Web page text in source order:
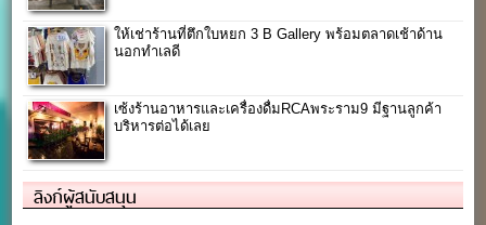
ให้เช่าร้านที่ตึกใบหยก 3 B Gallery พร้อมตลาดเช้าด้าน
นอกทำเลดี
เซ้งร้านอาหารและเครื่องดื่มRCAพระราม9 มีฐานลูกค้า
บริหารต่อได้เลย
ลิงก์ผู้สนับสนุน